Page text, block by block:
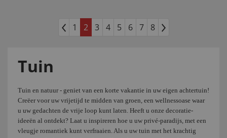
1 2 3 4 5 6 7 8
Tuin
Tuin en natuur - geniet van een korte vakantie in uw eigen achtertuin!
Creëer voor uw vrijetijd te midden van groen, een wellnessoase waar
u uw gedachten de vrije loop kunt laten. Heeft u onze decoratie-
ideeën al ontdekt? Laat u inspireren hoe u uw privé-paradijs, met een
vleugje romantiek kunt verfraaien. Als u uw tuin met het krachtig